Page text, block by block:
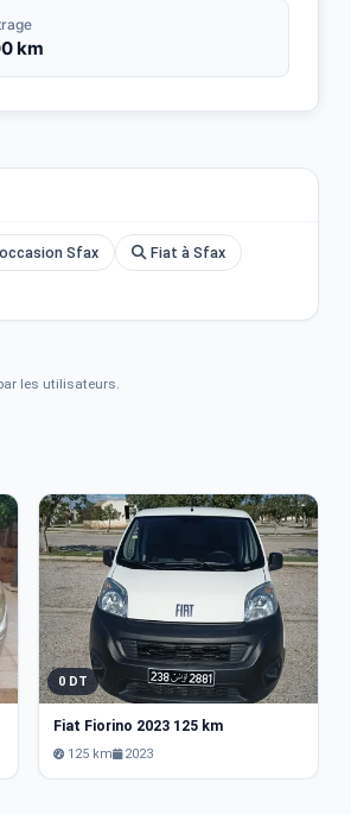
km
Sfax Fiat à Sfax
les utilisateurs.
0 DT
Fiat Fiorino 2023 125 km
125 km 2023